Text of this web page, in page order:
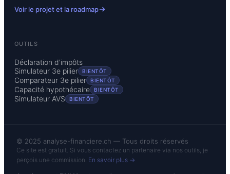
Voir le projet et la roadmap
OUTILS
Déclaration d'impôts
Simulateur 3e pilier
BIENTÔT
Comparateur 3e pilier BIENTÔT
Capacité hypothécaire BIENTÔT
Simulateur AVS BIENTÔT
© 2025 analyse-financiere.ch — Tous droits réservés
Ce site est gratuit. Si vous contactez un partenaire via nos outils, je
perçois une commission. En savoir plus →